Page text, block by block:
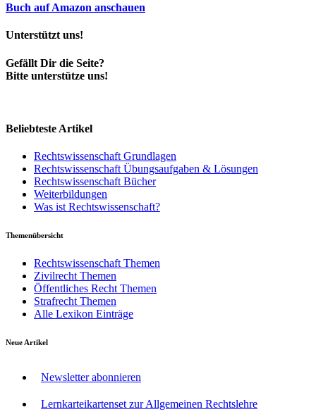
Buch auf Amazon anschauen
Unterstützt uns!
Gefällt Dir die Seite?
Bitte unterstütze uns!
Beliebteste Artikel
Rechtswissenschaft Grundlagen
Rechtswissenschaft Übungsaufgaben & Lösungen
Rechtswissenschaft Bücher
Weiterbildungen
Was ist Rechtswissenschaft?
Themenübersicht
Rechtswissenschaft Themen
Zivilrecht Themen
Öffentliches Recht Themen
Strafrecht Themen
Alle Lexikon Einträge
Neue Artikel
Newsletter abonnieren
Lernkarteikartenset zur Allgemeinen Rechtslehre